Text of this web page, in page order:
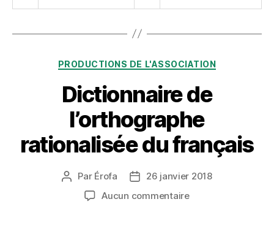
Catégories
PRODUCTIONS DE L'ASSOCIATION
Dictionnaire de
l’orthographe
rationalisée du français
Auteur
l’article
Par Érofa
Date26 janvier 2018
Aucun commentairesur